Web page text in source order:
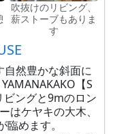
吹抜けのリビング、
薪ストーブもありま
す
然豊かな斜面に
【S
ングと9mのロン
はケヤキの大木、
めます。